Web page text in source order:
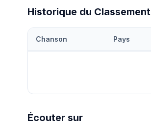
Historique du Classement
Chanson Pays
Écouter sur